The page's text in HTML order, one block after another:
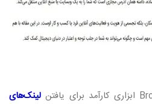
ابزاری کارآمد برای یافتن لینک‌های